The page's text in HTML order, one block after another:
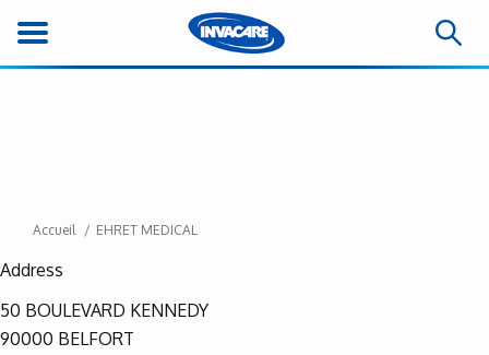
Accueil EHRET MEDICAL
Address
50 BOULEVARD KENNEDY
90000 BELFORT